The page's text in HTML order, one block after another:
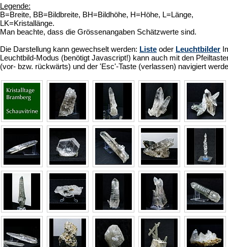
Legende:
B=Breite, BB=Bildbreite, BH=Bildhöhe, H=Höhe, L=Länge,
LK=Kristallänge.
Man beachte, dass die Grössenangaben Schätzwerte sind.
Die Darstellung kann gewechselt werden: Liste oder Leuchtbilder
Leuchtbild-Modus (benötigt Javascript!) kann auch mit den
(vor- bzw. rückwärts) und der 'Esc'-Taste (verlassen) navigiert